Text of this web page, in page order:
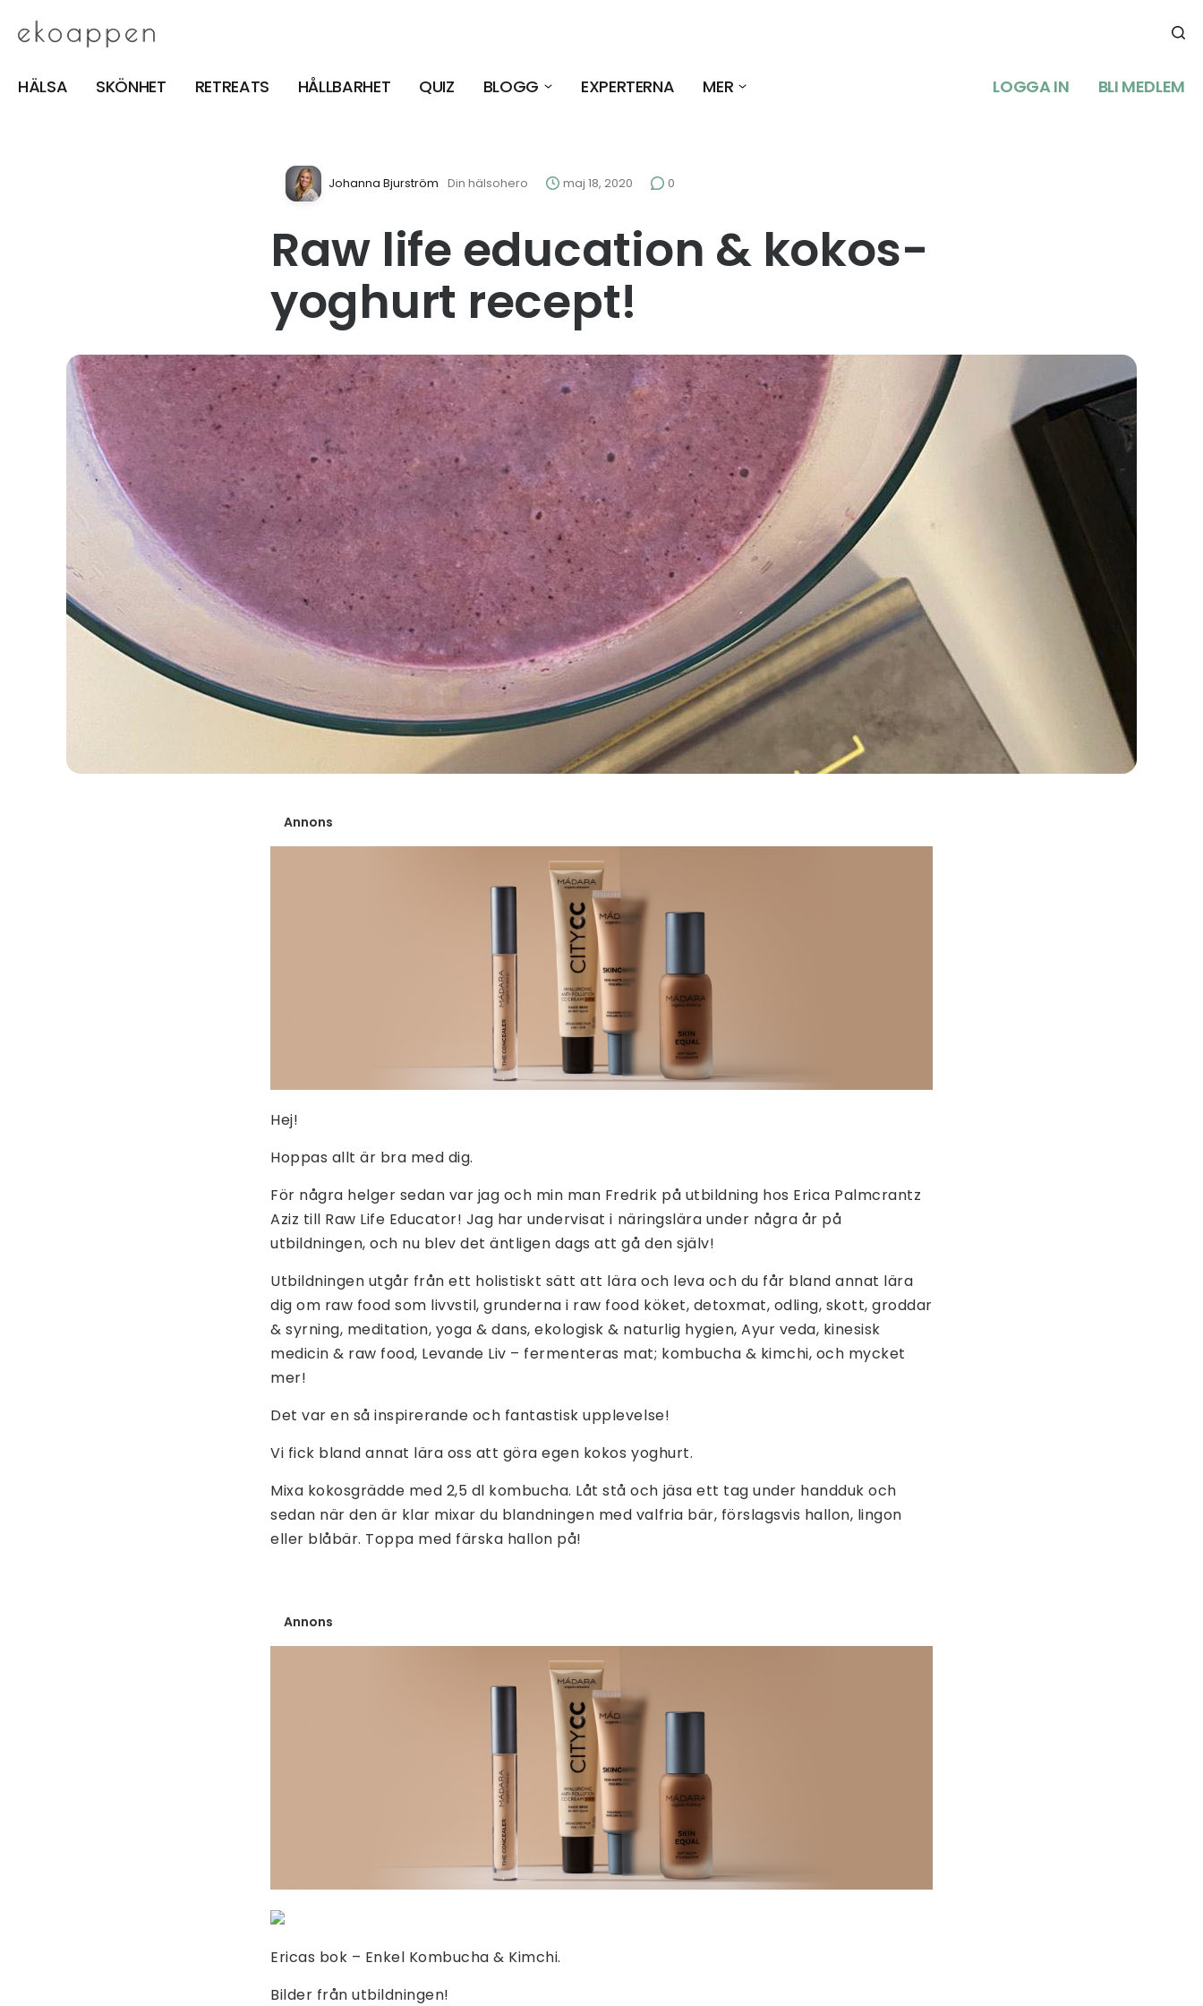
HÄLSA SKÖNHET RETREATS HÅLLBARHET QUIZ BLOGG EXPERTERNA MER LOGGA IN BLI MEDLEM
Johanna Bjurström Din hälsohero maj 18, 2020 0
Raw life education & kokos-
yoghurt recept!
Annons
Hej!
Hoppas allt är bra med dig.
För några helger sedan var jag och min man Fredrik på utbildning hos Erica Palmcrantz
Aziz till Raw Life Educator! Jag har undervisat i näringslära under några år på
utbildningen, och nu blev det äntligen dags att gå den själv!
Utbildningen utgår från ett holistiskt sätt att lära och leva och du får bland annat lära
dig om raw food som livvstil, grunderna i raw food köket, detoxmat, odling, skott, groddar
& syrning, meditation, yoga & dans, ekologisk & naturlig hygien, Ayur veda, kinesisk
medicin & raw food, Levande Liv – fermenteras mat; kombucha & kimchi, och mycket
mer!
Det var en så inspirerande och fantastisk upplevelse!
Vi fick bland annat lära oss att göra egen kokos yoghurt.
Mixa kokosgrädde med 2,5 dl kombucha. Låt stå och jäsa ett tag under handduk och
sedan när den är klar mixar du blandningen med valfria bär, förslagsvis hallon, lingon
eller blåbär. Toppa med färska hallon på!
Annons
Ericas bok – Enkel Kombucha & Kimchi.
Bilder från utbildningen!